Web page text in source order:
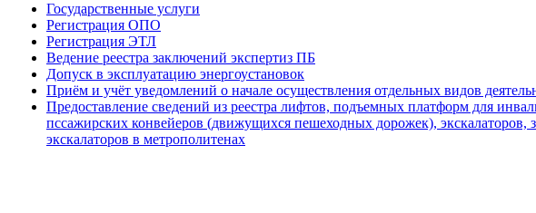
Государственные услуги
Регистрация ОПО
Регистрация ЭТЛ
Ведение реестра заключений экспертиз ПБ
Допуск в эксплуатацию энергоустановок
Приём и учёт уведомлений о начале осуществления отдельных видов
Предоставление сведений из реестра лифтов, подъемных платформ для
пссажирских конвейеров (движущихся пешеходных дорожек), экскалаторов,
экскалаторов в метрополитенах